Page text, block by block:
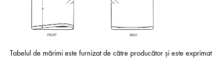
Tabelul de mărimi este furnizat de către producător și este exprimat